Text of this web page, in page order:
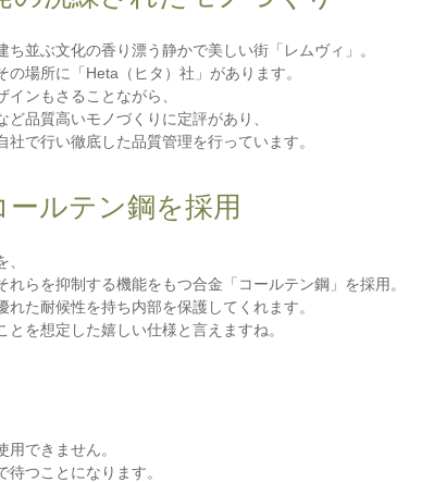
並ぶ文化の香り漂う静かで美しい街「レムヴィ」。
場所に「Heta（ヒタ）社」があります。
ンもさることながら、
品質高いモノづくりに定評があり、
で行い徹底した品質管理を行っています。
ールテン鋼を採用
らを抑制する機能をもつ合金「コールテン鋼」を採用。
れた耐候性を持ち内部を保護してくれます。
とを想定した嬉しい仕様と言えますね。
できません。
つことになります。